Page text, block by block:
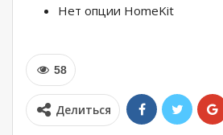
Нет опции HomeKit
58
Делиться